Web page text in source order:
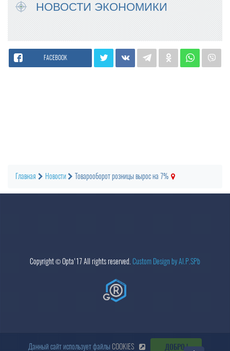
НОВОСТИ ЭКОНОМИКИ
FACEBOOK
Данный сайт использует файлы COOKIES ДОБРО !
Главная Новости Товарооборот розницы вырос на 7%
Copyright ©Opta'17 All rights reserved.Custom Design by Al.P.SPb